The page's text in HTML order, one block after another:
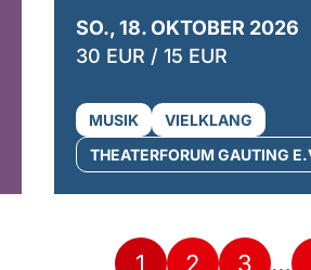
SO., 18. OKTOBER 2026
30 EUR / 15 EUR
MUSIK
VIELKLANG
THEATERFORUM GAUTING
1 2 3 …